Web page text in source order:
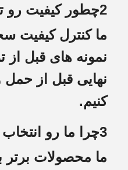
2چطور کیفیت رو تضمین میکنیم؟
ما کنترل کیفیت
نمونه های قبل از
نهایی قبل از
کنیم.
3چرا ما رو انتخاب کردي؟
ما محصولات برتر